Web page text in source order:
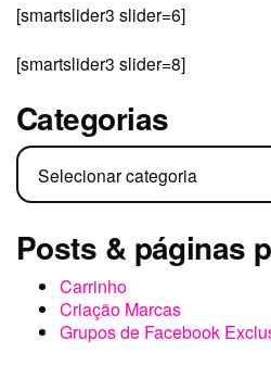
[smartslider3 slider=6]
[smartslider3 slider=8]
Categorias
Categorias
Posts & páginas
Carrinho
Criação Marcas
Grupos de Facebook